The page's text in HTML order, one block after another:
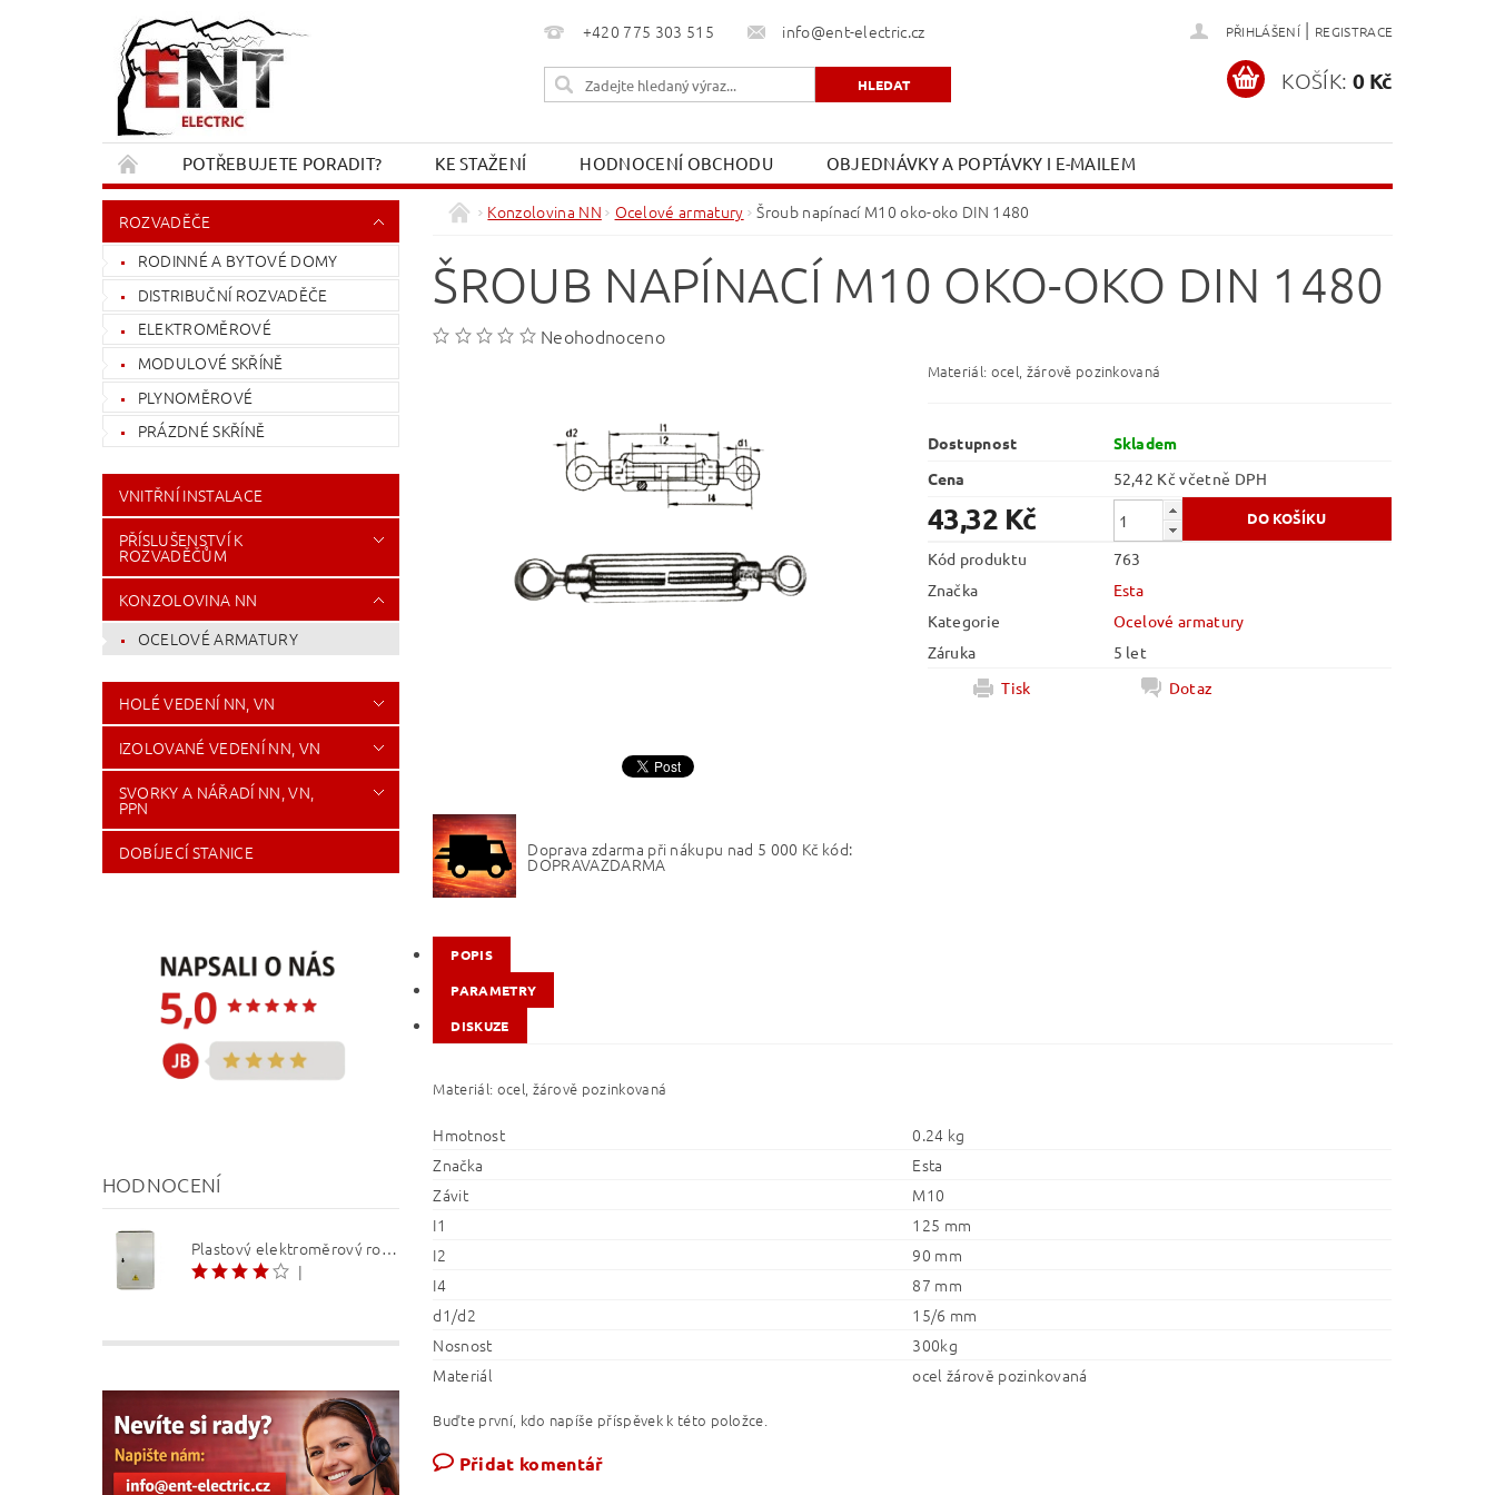
+420 775 303 515 info@ent-electric.cz PŘIHLÁŠENÍ | REGISTRACE
KOŠÍK: 0 Kč
POTŘEBUJETE PORADIT? KE STAŽENÍ HODNOCENÍ OBCHODU
OBJEDNÁVKY A POPTÁVKY I E-MAILEM
REKLAMACE A VRÁCENÍ
KONTAKT OBCHODNÍ PODMÍNKY MOJE OBJEDNÁVKA
ROZVADĚČE
RODINNÉ A BYTOVÉ DOMY
DISTRIBUČNÍ ROZVADĚČE
ELEKTROMĚROVÉ
MODULOVÉ SKŘÍNĚ
PLYNOMĚROVÉ
PRÁZDNÉ SKŘÍNĚ
VNITŘNÍ INSTALACE
PŘÍSLUŠENSTVÍ K
ROZVADĚČŮM
KONZOLOVINA NN
OCELOVÉ ARMATURY
HOLÉ VEDENÍ NN, VN
IZOLOVANÉ VEDENÍ NN, VN
SVORKY A NÁŘADÍ NN, VN,
PPN
DOBÍJECÍ STANICE
HODNOCENÍ
Plastový elektroměrový rozvaděč ER 212 NVP7P 40A QM (3f 1/2 S) 1bod. (O3/4)
|
Konzolovina NN Ocelové armatury Šroub napínací M10 oko-oko DIN 1480
ŠROUB NAPÍNACÍ M10 OKO-OKO DIN 1480
Neohodnoceno
Materiál: ocel, žárově pozinkovaná
Dostupnost
Skladem
Cena
52,42 Kč včetně DPH
43,32 Kč
Kód produktu
763
Značka
Esta
Kategorie
Ocelové armatury
Záruka
5 let
Tisk
Dotaz
Doprava zdarma při nákupu nad 5 000 Kč kód:
DOPRAVAZDARMA
POPIS
PARAMETRY
DISKUZE
Materiál: ocel, žárově pozinkovaná
Hmotnost
0.24 kg
Značka
Esta
Závit
M10
I1
125 mm
I2
90 mm
I4
87 mm
d1/d2
15/6 mm
Nosnost
300kg
Materiál
ocel žárově pozinkovaná
Buďte první, kdo napíše příspěvek k této položce.
Přidat komentář